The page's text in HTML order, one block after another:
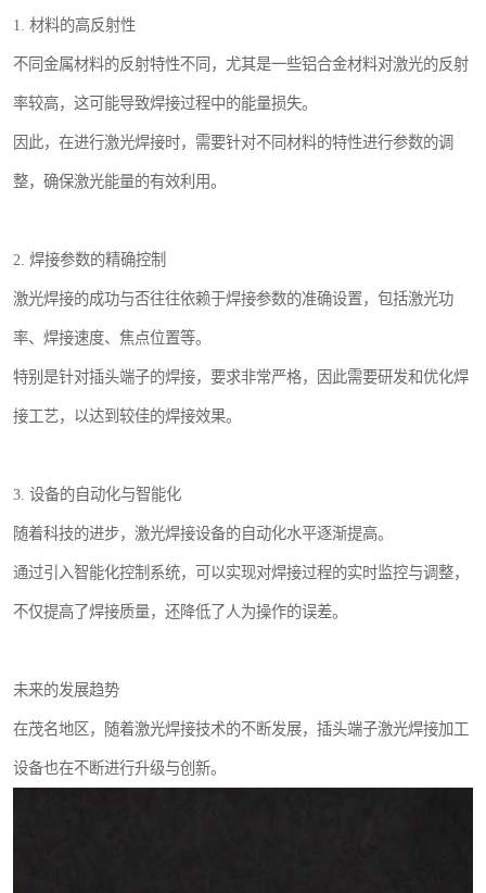
1. 材料的高反射性
不同金属材料的反射特性不同，尤其是一些铝合金材料对激光的反射
率较高，这可能导致焊接过程中的能量损失。
因此，在进行激光焊接时，需要针对不同材料的特性进行参数的调
整，确保激光能量的有效利用。
2. 焊接参数的精确控制
激光焊接的成功与否往往依赖于焊接参数的准确设置，包括激光功
率、焊接速度、焦点位置等。
特别是针对插头端子的焊接，要求非常严格，因此需要研发和优化焊
接工艺，以达到较佳的焊接效果。
3. 设备的自动化与智能化
随着科技的进步，激光焊接设备的自动化水平逐渐提高。
通过引入智能化控制系统，可以实现对焊接过程的实时监控与调整，
不仅提高了焊接质量，还降低了人为操作的误差。
未来的发展趋势
在茂名地区，随着激光焊接技术的不断发展，插头端子激光焊接加工
设备也在不断进行升级与创新。